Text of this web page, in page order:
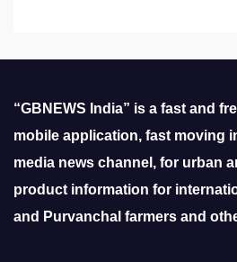
“GBNEWS India” is a fast and
mobile application, fast moving
media news channel, for urban
product information for
and Purvanchal farmers and